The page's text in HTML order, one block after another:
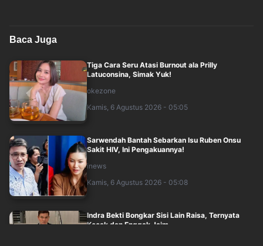
Baca Juga
Tiga Cara Seru Atasi Burnout ala Prilly
Latuconsina, Simak Yuk!
okezone
Kamis, 6 Agustus 2026 - 05:05
Sarwendah Bantah Sebarkan Isu Ruben Onsu
Sakit HIV, Ini Pengakuannya!
inews
Kamis, 6 Agustus 2026 - 05:08
Indra Bekti Bongkar Sisi Lain Raisa, Ternyata
Kocak dan Enggak Jaim